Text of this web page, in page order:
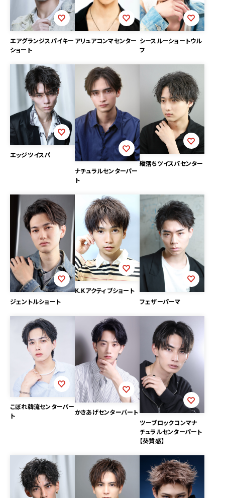
エアグランジスパイキー
ショート
アリュアコンマセンター シースルーショートウル
フ
エッジツイスパ
ナチュラルセンターパー
ト
縦落ちツイスパセンター
ジェントルショート
K.Kアクティブショート
フェザーパーマ
こぼれ韓流センターパー
ト
かきあげセンターパート
ツーブロックコンマナ
チュラルセンターパート
【葵質感】